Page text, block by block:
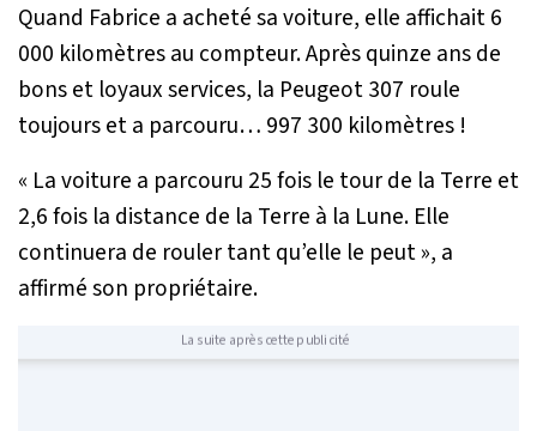
Quand Fabrice a acheté sa voiture, elle affichait 6
000 kilomètres au compteur. Après quinze ans de
bons et loyaux services, la Peugeot 307 roule
toujours et a parcouru… 997 300 kilomètres !
« La voiture a parcouru 25 fois le tour de la Terre et
2,6 fois la distance de la Terre à la Lune. Elle
continuera de rouler tant qu’elle le peut », a
affirmé son propriétaire.
La suite après cette publicité